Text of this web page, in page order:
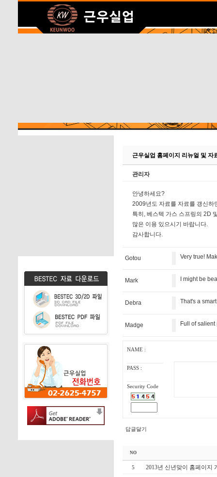
근우실업 홈페이지 리뉴얼 및 자
관리자
안녕하세요?
2009년도 자료를 자료를 갱신하
특히, 베스텍 가스 스프링의 2D
많은 이용 있으시기 바랍니다.
감사합니다.
Gotou Very true!
Mark I might be
Debra That's a
Madge Full of
NAME :
PASS :
Security Code
답글달기
NO
5 2013년 신년맞이 홈페이지